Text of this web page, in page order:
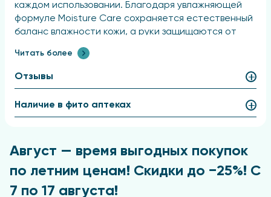
каждом использовании. Благодаря увлажняющей
формуле Moisture Care сохраняется естественный
баланс влажности кожи, а руки защищаются от
пересушивания. Формула с нейтральным для кожи
pH и веганская формула также подходит для
чувствительной кожи.
Характеристики продукта
Жидкое мыло
Ароматические ноты:
Цветочные, шипровые, цитрусовые, фруктовые,
Читать более
Отзывы
Наличие в фито аптеках
Август — время выгодных покупок
по летним ценам! Скидки до −25%! С
7 по 17 августа!